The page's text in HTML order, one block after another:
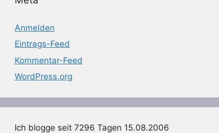
Anmelden
Eintrags-Feed
Kommentar-Feed
WordPress.org
Ich blogge seit 7296 Tagen 15.08.2006